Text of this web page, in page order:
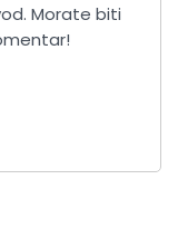
Morate biti